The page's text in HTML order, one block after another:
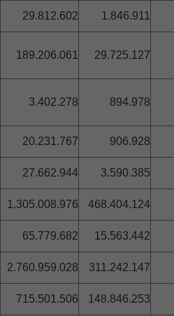
29.812.602
1.846.911
189.206.061 29.725.127
3.402.278 894.978
20.231.767
906.928
27.662.944
3.590.385
1.305.008.976
468.404.124
65.779.682
15.563.442
2.760.959.028
311.242.147
715.501.506
148.846.253